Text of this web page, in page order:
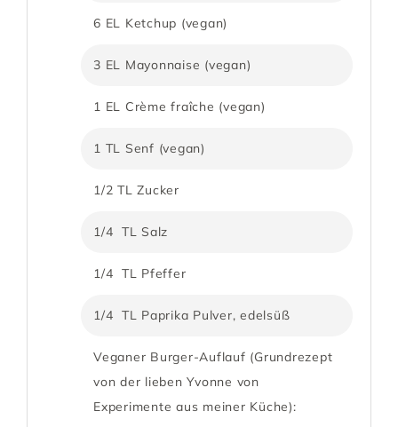
6 EL Ketchup (vegan)
3 EL Mayonnaise (vegan)
1 EL Crème fraîche (vegan)
1 TL Senf (vegan)
1/2 TL Zucker
1/4 TL Salz
1/4 TL Pfeffer
1/4 TL Paprika Pulver, edelsüß
Veganer Burger-Auflauf (Grundrezept
von der lieben Yvonne von
Experimente aus meiner Küche):